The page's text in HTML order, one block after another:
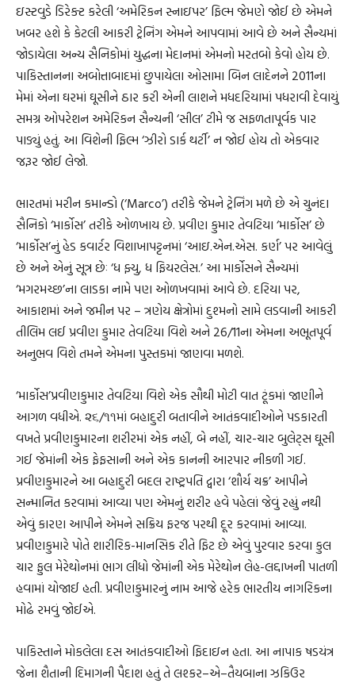
ઇસ્ટવુડે ડિરેક્ટ કરેલી ‘અમેરિકન સ્નાઇપર’ ફિલ્મ જેમણે જોઈ છે એમને
ખબર હશે કે કેટલી આકરી ટ્રેનિંગ એમને આપવામાં આવે છે અને સૈન્યમાં
જોડાયેલા અન્ય સૈનિકોમાં યુદ્ધના મેદાનમાં એમનો મરતબો કેવો હોય છે.
પાકિસ્તાનના અબોત્તાબાદમાં છુપાયેલા ઓસામા બિન લાદેનને 2011ના
મેમાં એના ઘરમાં ઘૂસીને ઠાર કરી એની લાશને મધદરિયામાં પધરાવી દેવાયું
સમગ્ર ઓપરેશન અમેરિકન સૈન્યની ‘સીલ’ ટીમે જ સફળતાપૂર્વક પાર
પાડ્યું હતું. આ વિશેની ફિલ્મ ‘ઝીરો ડાર્ક થર્ટી’ ન જોઈ હોય તો એકવાર
જરૂર જોઈ લેજો.
ભારતમાં મરીન કમાન્ડો (‘Marco’) તરીકે જેમને ટ્રેનિંગ મળે છે એ ચુનંદા
સૈનિકો ‘માર્કોસ’ તરીકે ઓળખાય છે. પ્રવીણ કુમાર તેવટિયા ‘માર્કોસ’ છે
‘માર્કોસ’નું હેડ કવાર્ટર વિશાખાપટ્ટનમાં ‘આઇ.એન.એસ. કર્ણ’ પર આવેલું
છે અને એનું સૂત્ર છેઃ ‘ધ ફ્યુ, ધ ફિયરલેસ.’ આ માર્કોસને સૈન્યમાં
‘મગરમચ્છ’ના લાડકા નામે પણ ઓળખવામાં આવે છે. દરિયા પર,
આકાશમાં અને જમીન પર – ત્રણેય ક્ષેત્રોમાં દુશ્મનો સામે લડવાની આકરી
તીલિમ લઈ પ્રવીણ કુમાર તેવટિયા વિશે અને 26/11ના એમના અભૂતપૂર્વ
અનુભવ વિશે તમને એમના પુસ્તકમાં જાણવા મળશે.
‘માર્કોસ’પ્રવીણકુમાર તેવટિયા વિશે એક સૌથી મોટી વાત ટૂંકમાં જાણીને
આગળ વધીએ. ૨૬/૧૧માં બહાદુરી બતાવીને આતંકવાદીઓને પડકારતી
વખતે પ્રવીણકુમારના શરીરમાં એક નહીં, બે નહીં, ચાર-ચાર બુલેટ્સ ઘૂસી
ગઈ જેમાંની એક ફેફસાની અને એક કાનની આરપાર નીકળી ગઈ.
પ્રવીણકુમારને આ બહાદુરી બદલ રાષ્ટ્રપતિ દ્વારા ‘શૌર્ય ચક્ર’ આપીને
સન્માનિત કરવામાં આવ્યા પણ એમનું શરીર હવે પહેલાં જેવું રહ્યું નથી
એવું કારણ આપીને એમને સક્રિય ફરજ પરથી દૂર કરવામાં આવ્યા.
પ્રવીણકુમારે પોતે શારીરિક-માનસિક રીતે ફિટ છે એવું પુરવાર કરવા કુલ
ચાર ફુલ મેરેથોનમાં ભાગ લીધો જેમાંની એક મેરેથોન લેહ-લદ્દાખની પાતળી
હવામાં યોજાઈ હતી. પ્રવીણકુમારનું નામ આજે હરેક ભારતીય નાગરિકના
મોઢે રમવું જોઈએ.
પાકિસ્તાને મોકલેલા દસ આતંકવાદીઓ ફિદાઇન હતા. આ નાપાક ષડયંત્ર
જેના શૈતાની દિમાગની પૈદાશ હતું તે લશ્કર–એ–તૈયબાના ઝકિઉર